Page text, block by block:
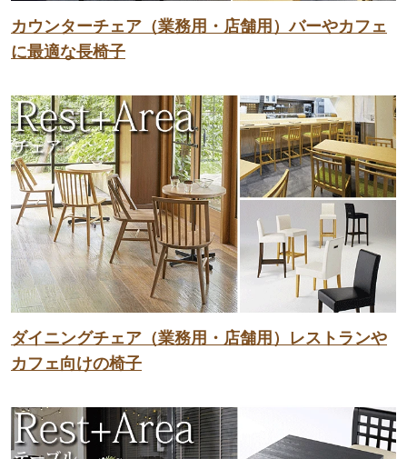
カウンターチェア（業務用・店舗用）バーやカフェ
に最適な長椅子
ダイニングチェア（業務用・店舗用）レストランや
カフェ向けの椅子